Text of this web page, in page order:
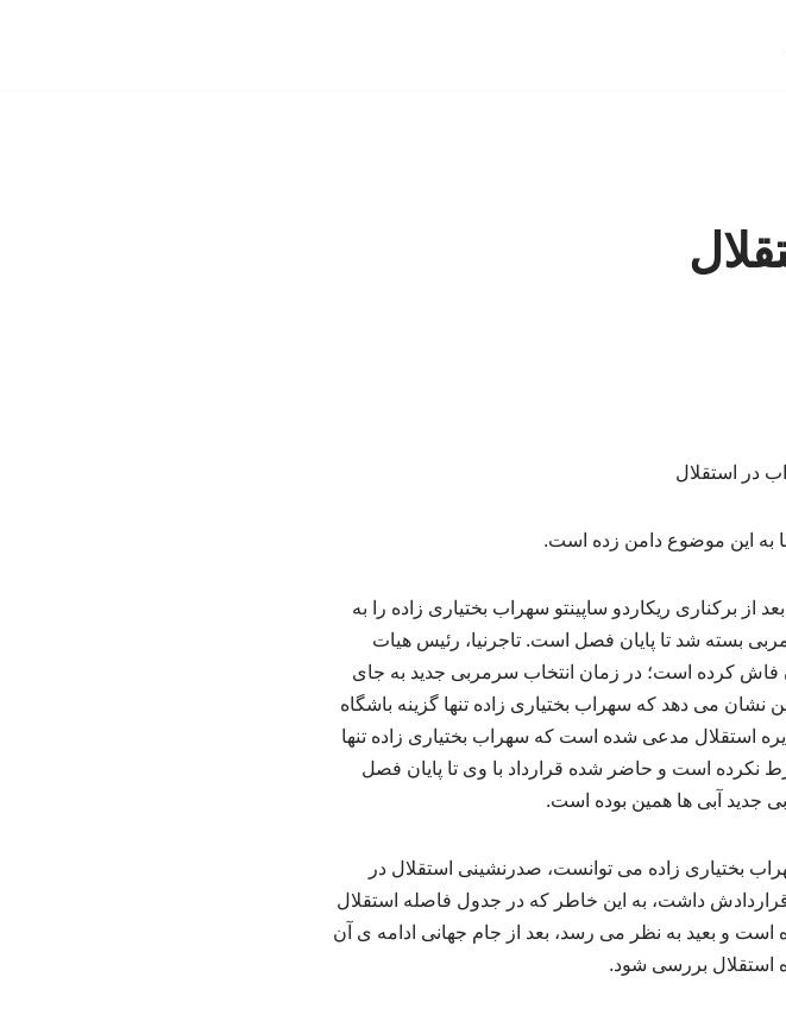
به این موضوع دامن زده است.
از برکناری ریکاردو ساپینتو سهراب بختیاری زاده را به
بسته شد تا پایان فصل است. تاجرنیا، رئیس هیات
فاش کرده است؛ در زمان انتخاب سرمربی جدید به جای
نشان می دهد که سهراب بختیاری زاده تنها گزینه باشگاه
استقلال مدعی شده است که سهراب بختیاری زاده تنها
نکرده است و حاضر شده قرارداد با وی تا پایان فصل
جدید آبی ها همین بوده است.
بختیاری زاده می توانست، صدرنشینی استقلال در
داشت، به این خاطر که در جدول فاصله استقلال
است و بعید به نظر می رسد، بعد از جام جهانی ادامه ی آن
استقلال بررسی شود.